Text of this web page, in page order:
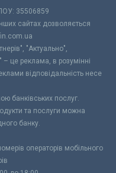
35506859
сайтах дозволяється
"Актуально",
це реклама, в розумінні
відповідальність несе
банківських послуг.
та послуги можна
банку.
операторів мобільного